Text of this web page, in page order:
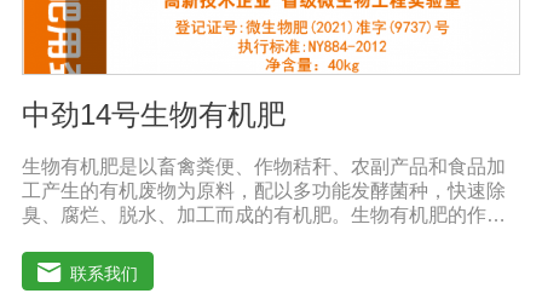
中劲14号生物有机肥
生物有机肥是以畜禽粪便、作物秸秆、农副产品和食品加
工产生的有机废物为原料，配以多功能发酵菌种，快速除
臭、腐烂、脱水、加工而成的有机肥。生物有机肥的作
放缓慢，氮以铵离子或氨基酸的形式供应植物，进入植物
细胞不需要消耗大量能量，直接参与植物细胞物质的合
联系我们